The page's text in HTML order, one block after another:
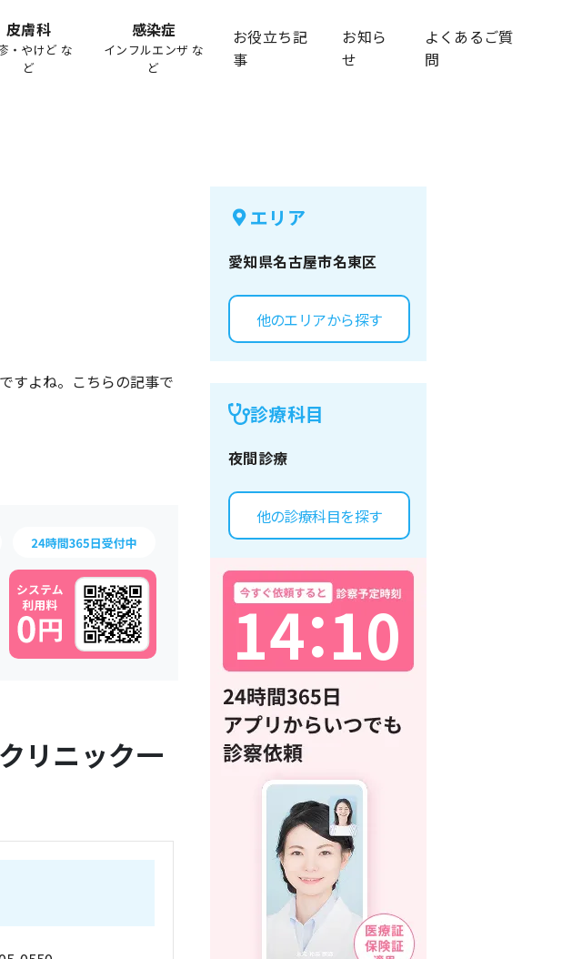
皮膚科
・やけど な
ど
感染症
インフルエンザ な
ど
お役立ち記
事
お知ら
せ
よくあるご質
問
すよね。こちらの記事で
リニック一
エリア
愛知県名古屋市名東区
他のエリアから探す
診療科目
夜間診療
他の診療科目を探す
14：
10